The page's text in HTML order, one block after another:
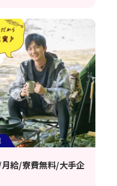
月給/寮費無料/大手企